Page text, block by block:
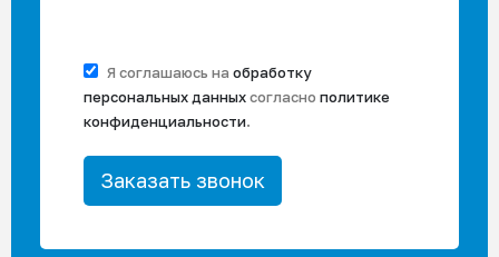
Я соглашаюсь на обработку
персональных данныхсогласно политике
конфиденциальности.